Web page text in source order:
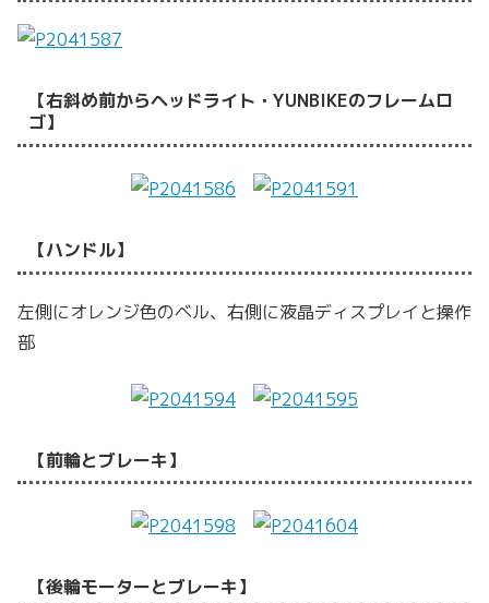
【右斜め前からヘッドライト・YUNBIKEのフレームロ
ゴ】
【ハンドル】
左側にオレンジ色のベル、右側に液晶ディスプレイと操作
部
【前輪とブレーキ】
【後輪モーターとブレーキ】